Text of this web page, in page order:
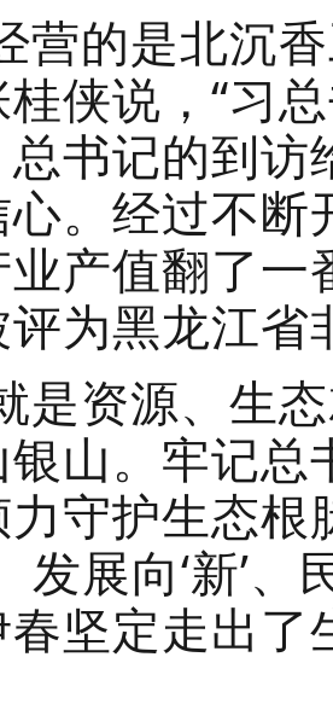
营的是北沉
侠说，“习
书记的到
。经过不
产值翻了
为黑龙江省
是资源、生
山。牢记
守护生态根
发展向‘新’
坚定走出了